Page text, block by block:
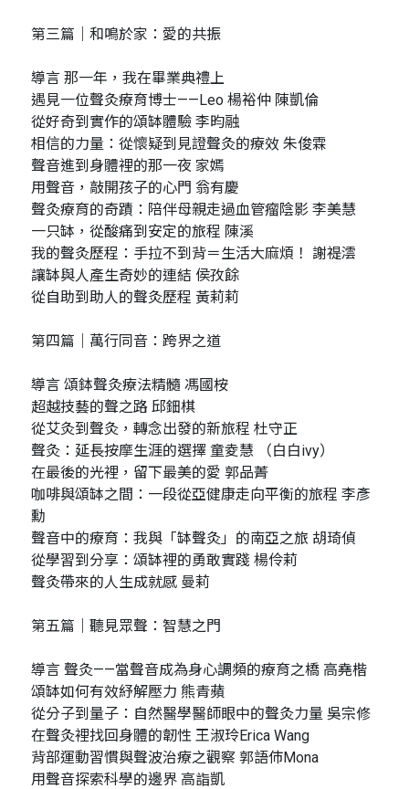
第三篇｜和鳴於家：愛的共振
導言 那一年，我在畢業典禮上
遇見一位聲灸療育博士——Leo 楊裕仲 陳凱倫
從好奇到實作的頌缽體驗 李昀融
相信的力量：從懷疑到見證聲灸的療效 朱俊霖
聲音進到身體裡的那一夜 家嫣
用聲音，敲開孩子的心門 翁有慶
聲灸療育的奇蹟：陪伴母親走過血管瘤陰影 李美慧
一只缽，從酸痛到安定的旅程 陳溪
我的聲灸歷程：手拉不到背＝生活大麻煩！ 謝禔澐
讓缽與人產生奇妙的連結 侯孜餘
從自助到助人的聲灸歷程 黃莉莉
第四篇｜萬行同音：跨界之道
導言 頌鉢聲灸療法精髓 馮國桉
超越技藝的聲之路 邱鈿棋
從艾灸到聲灸，轉念出發的新旅程 杜守正
聲灸：延長按摩生涯的選擇 童夌慧 （白白ivy）
在最後的光裡，留下最美的愛 郭品菁
咖啡與頌缽之間：一段從亞健康走向平衡的旅程 李彥
勳
聲音中的療育：我與「缽聲灸」的南亞之旅 胡琦偵
從學習到分享：頌缽裡的勇敢實踐 楊伶莉
聲灸帶來的人生成就感 曼莉
第五篇｜聽見眾聲：智慧之門
導言 聲灸——當聲音成為身心調頻的療育之橋 高堯楷
頌缽如何有效紓解壓力 熊青蘋
從分子到量子：自然醫學醫師眼中的聲灸力量 吳宗修
在聲灸裡找回身體的韌性 王淑玲Erica Wang
背部運動習慣與聲波治療之觀察 郭語伂Mona
用聲音探索科學的邊界 高詣凱